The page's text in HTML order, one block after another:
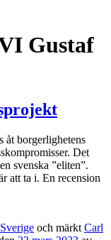
Gustaf
åt borgerlighetens
Det
svenska ”eliten”.
att ta i. En recension
Sverige och märkt Carl